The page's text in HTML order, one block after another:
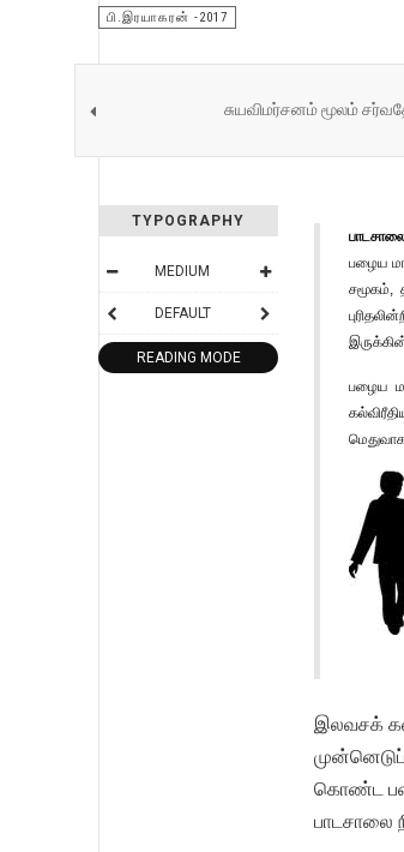
பி.இரயாகரன் -2017
சுயவிமர்சனம் மூலம்
TYPOGRAPHY
MEDIUM
DEFAULT
READING MODE
பழைய
சமூகம்,
பழைய
இலவசக்
கொண்ட
பாடசாலை